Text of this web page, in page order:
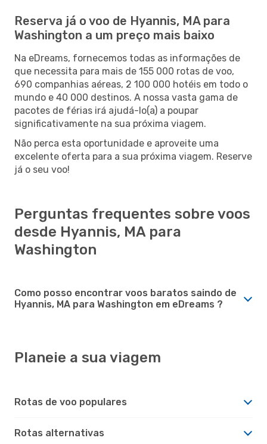
Reserva já o voo de Hyannis, MA para
Washington a um preço mais baixo
Na eDreams, fornecemos todas as informações de
que necessita para mais de 155 000 rotas de voo,
690 companhias aéreas, 2 100 000 hotéis em todo o
mundo e 40 000 destinos. A nossa vasta gama de
pacotes de férias irá ajudá-lo(a) a poupar
significativamente na sua próxima viagem.
Não perca esta oportunidade e aproveite uma
excelente oferta para a sua próxima viagem. Reserve
já o seu voo!
Perguntas frequentes sobre voos
desde Hyannis, MA para
Washington
Como posso encontrar voos baratos saindo de
Hyannis, MA para Washington em eDreams ?
Planeie a sua viagem
Rotas de voo populares
Rotas alternativas